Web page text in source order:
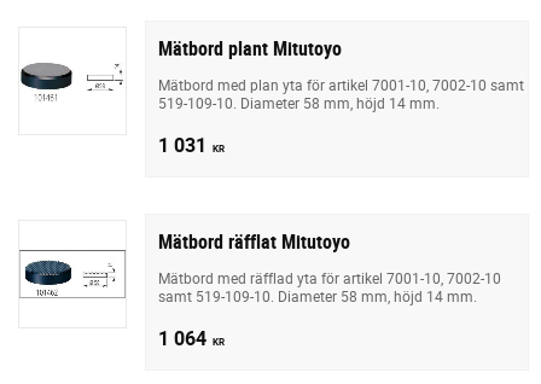
Mätbord plant Mitutoyo
Mätbord med plan yta för artikel 7001-10, 7002-10 samt
519-109-10. Diameter 58 mm, höjd 14 mm.
1 031 KR
Mätbord räfflat Mitutoyo
Mätbord med räfflad yta för artikel 7001-10, 7002-10
samt 519-109-10. Diameter 58 mm, höjd 14 mm.
1 064 KR